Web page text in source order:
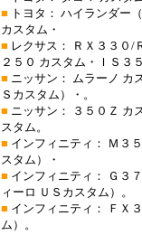
■ トヨタ： ハイランダー
カスタム・
■ レクサス： ＲＸ３３０/
２５０ カスタム・ＩＳ３
■ ニッサン： ムラーノ カ
Ｓカスタム）・。
■ ニッサン： ３５０Ｚ カ
スタム。
■ インフィニティ： Ｍ３
スタム）・
■ インフィニティ： Ｇ３
ィーロ ＵＳカスタム）。
■ インフィニティ： ＦＸ
ム）。